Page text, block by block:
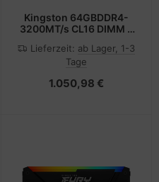
Kingston 64GBDDR4-
3200MT/s CL16 DIMM -
Lieferzeit: ab Lager, 1-3
Tage
1.050,98 €